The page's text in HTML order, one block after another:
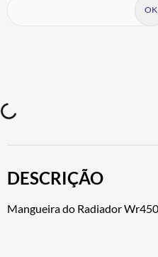
DESCRIÇÃO
Mangueira do Radiador